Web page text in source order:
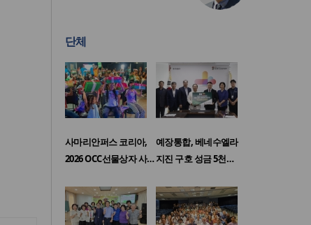
단체
사마리안퍼스 코리아,
2026 OCC선물상자 사…
예장통합, 베네수엘라
지진 구호 성금 5천…